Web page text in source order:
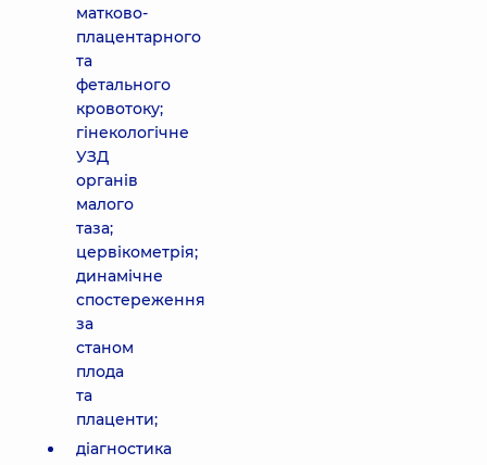
матково-
плацентарного
та
фетального
кровотоку;
гінекологічне
УЗД
органів
малого
таза;
цервікометрія;
динамічне
спостереження
за
станом
плода
та
плаценти;
діагностика